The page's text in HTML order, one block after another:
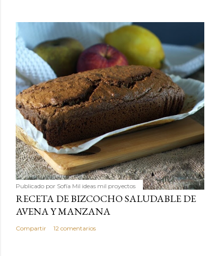
Publicado por Sofía Mil ideas mil proyectos
RECETA DE BIZCOCHO SALUDABLE DE
AVENA Y MANZANA
Compartir 12 comentarios